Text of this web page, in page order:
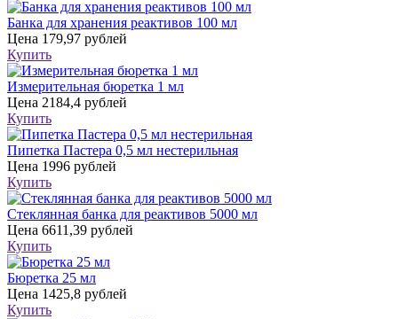
Банка для хранения реактивов 100 мл
Цена 179,97 рублей
Купить
Измерительная бюретка 1 мл
Цена 2184,4 рублей
Купить
Пипетка Пастера 0,5 мл нестерильная
Цена 1996 рублей
Купить
Стеклянная банка для реактивов 5000 мл
Цена 6611,39 рублей
Купить
Бюретка 25 мл
Цена 1425,8 рублей
Купить